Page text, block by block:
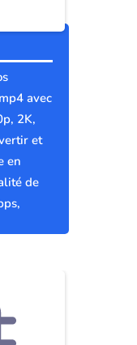
avec
2K,
et
en
de